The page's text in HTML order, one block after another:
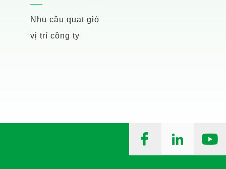
Nhu cầu quạt gió
vị trí công ty